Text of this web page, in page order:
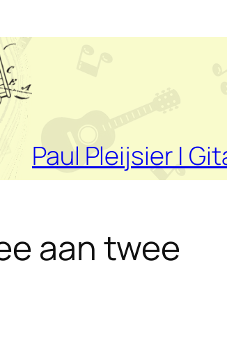
Paul Pleijsier |
aan twee